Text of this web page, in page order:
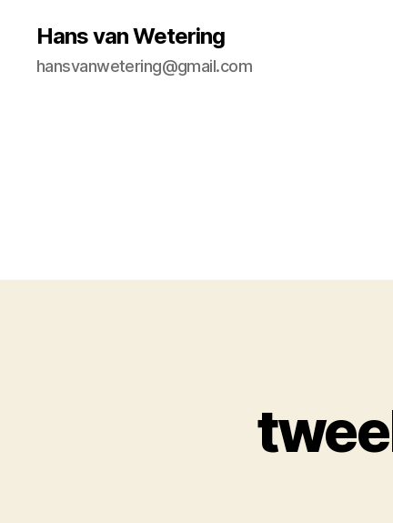
Hans van Wetering
hansvanwetering@gmail.com